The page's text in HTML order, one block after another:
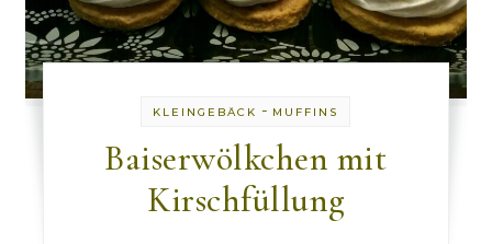
KLEINGEBÄCK - MUFFINS
Baiserwölkchen mit
Kirschfüllung